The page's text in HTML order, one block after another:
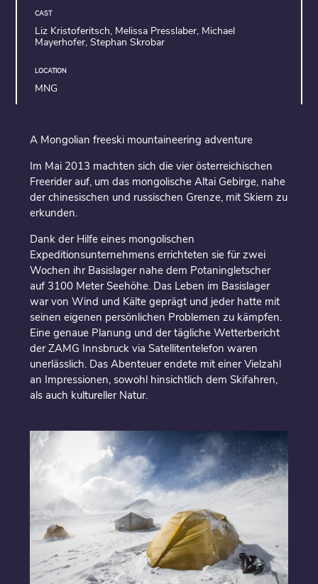
CAST
Liz Kristoferitsch, Melissa Presslaber, Michael
Mayerhofer, Stephan Skrobar
LOCATION
MNG
A Mongolian freeski mountaineering adventure
Im Mai 2013 machten sich die vier österreichischen
Freerider auf, um das mongolische Altai Gebirge, nahe
der chinesischen und russischen Grenze, mit Skiern zu
erkunden.
Dank der Hilfe eines mongolischen
Expeditionsunternehmens errichteten sie für zwei
Wochen ihr Basislager nahe dem Potaningletscher
auf 3100 Meter Seehöhe. Das Leben im Basislager
war von Wind und Kälte geprägt und jeder hatte mit
seinen eigenen persönlichen Problemen zu kämpfen.
Eine genaue Planung und der tägliche Wetterbericht
der ZAMG Innsbruck via Satellitentelefon waren
unerlässlich. Das Abenteuer endete mit einer Vielzahl
an Impressionen, sowohl hinsichtlich dem Skifahren,
als auch kultureller Natur.